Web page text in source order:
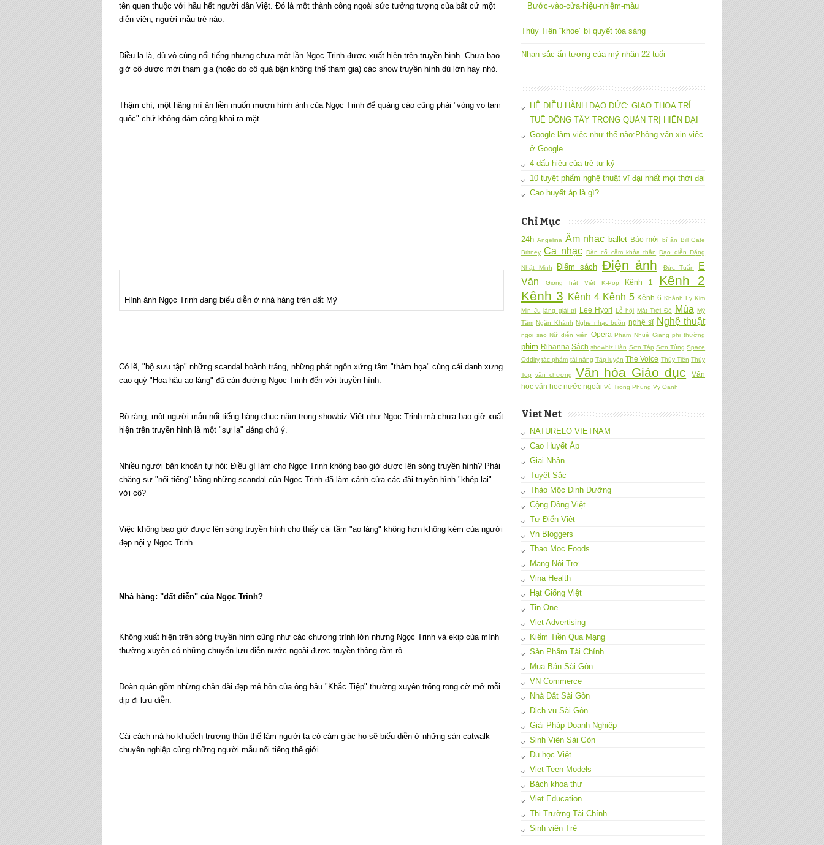
tên quen thuộc với hầu hết người dân Việt. Đó là một thành công ngoài sức tưởng tượng của bất cứ một
diễn viên, người mẫu trẻ nào.
Điều lạ là, dù vô cùng nổi tiếng nhưng chưa một lần Ngọc Trinh được xuất hiện trên truyền hình. Chưa bao
giờ cô được mời tham gia (hoặc do cô quá bận không thể tham gia) các show truyền hình dù lớn hay nhỏ.
Thậm chí, một hãng mì ăn liền muốn mượn hình ảnh của Ngọc Trinh để quảng cáo cũng phải "vòng vo tam
quốc" chứ không dám công khai ra mặt.
Hình ảnh Ngọc Trinh đang biểu diễn ở nhà hàng trên đất Mỹ
Có lẽ, "bộ sưu tập" những scandal hoành tráng, những phát ngôn xứng tầm "thảm họa" cùng cái danh xưng
cao quý "Hoa hậu ao làng" đã cản đường Ngọc Trinh đến với truyền hình.
Rõ ràng, một người mẫu nổi tiếng hàng chục năm trong showbiz Việt như Ngọc Trinh mà chưa bao giờ xuất
hiện trên truyền hình là một "sự lạ" đáng chú ý.
Nhiều người băn khoăn tự hỏi: Điều gì làm cho Ngọc Trinh không bao giờ được lên sóng truyền hình? Phải
chăng sự "nổi tiếng" bằng những scandal của Ngọc Trinh đã làm cánh cửa các đài truyền hình "khép lại"
với cô?
Việc không bao giờ được lên sóng truyền hình cho thấy cái tầm "ao làng" không hơn không kém của người
đẹp nội y Ngọc Trinh.
Nhà hàng: "đất diễn" của Ngọc Trinh?
Không xuất hiện trên sóng truyền hình cũng như các chương trình lớn nhưng Ngọc Trinh và ekip của mình
thường xuyên có những chuyến lưu diễn nước ngoài được truyền thông rầm rộ.
Đoàn quân gồm những chân dài đẹp mê hồn của ông bầu "Khắc Tiệp" thường xuyên trống rong cờ mở mỗi
dịp đi lưu diễn.
Cái cách mà họ khuếch trương thân thế làm người ta có cảm giác họ sẽ biểu diễn ở những sàn catwalk
chuyên nghiệp cùng những người mẫu nổi tiếng thế giới.
Bước-vào-cửa-hiệu-nhiệm-màu
Thủy Tiên “khoe” bí quyết tỏa sáng
Nhan sắc ấn tượng của mỹ nhân 22 tuổi
HỆ ĐIỀU HÀNH ĐẠO ĐỨC: GIAO THOA TRÍ
TUỆ ĐÔNG TÂY TRONG QUẢN TRỊ HIỆN ĐẠI
Google làm việc như thế nào:Phỏng vấn xin việc
ở Google
4 dấu hiệu của trẻ tự kỷ
10 tuyệt phẩm nghệ thuật vĩ đại nhất mọi thời đại
Cao huyết áp là gì?
Chỉ Mục
24h Angelina Âm nhạc ballet Báo mới bí ẩn Bill Gate
Britney Ca nhạc Đàn cổ cầm khỏa thân Đạo diễn Đặng
Nhật Minh Điểm sách Điện ảnh Đức Tuấn
E
Văn
Giọng hát Việt K-Pop Kênh 1
Kênh 2
Kênh 3 Kênh 4 Kênh 5 Kênh 6 Khánh Ly Kim
Min Ju làng giải trí Lee Hyori Lễ hội Mặt Trời Đỏ Múa Mỹ
Tâm Ngân Khánh Nghe nhạc buồn nghệ sĩ Nghệ thuật
ngoi sao Nữ diễn viên Opera Phạm Nhuệ Giang phi thường
phim Rihanna Sách showbiz Hàn Sơn Táp Sơn Tùng Space
Oddity tác phẩm tài năng Tập luyện The Voice Thủy Tiên Thủy
Top văn chương Văn hóa Giáo dục
Văn
học văn học nước ngoài Vũ Trọng Phụng Vy Oanh
Viet Net
NATURELO VIETNAM
Cao Huyết Áp
Giai Nhân
Tuyệt Sắc
Thảo Mộc Dinh Dưỡng
Cộng Đồng Việt
Tự Điển Việt
Vn Bloggers
Thao Moc Foods
Mạng Nội Trợ
Vina Health
Hạt Giống Việt
Tin One
Viet Advertising
Kiếm Tiền Qua Mạng
Sản Phẩm Tài Chính
Mua Bán Sài Gòn
VN Commerce
Nhà Đất Sài Gòn
Dich vụ Sài Gòn
Giải Pháp Doanh Nghiệp
Sinh Viên Sài Gòn
Du học Việt
Viet Teen Models
Bách khoa thư
Viet Education
Thị Trường Tài Chính
Sinh viên Trẻ